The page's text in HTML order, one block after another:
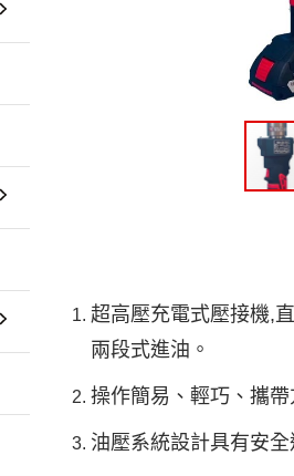
超高壓充電式壓接機,
兩段式進油。
操作簡易、輕巧、攜
油壓系統設計具有安